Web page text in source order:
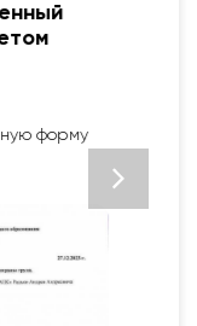
форму